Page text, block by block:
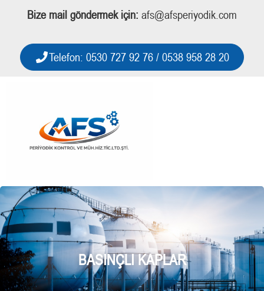
Bize mail göndermek için: afs@afsperiyodik.com
Telefon: 0530 727 92 76 / 0538 958 28 20
BASINÇLI KAPLAR